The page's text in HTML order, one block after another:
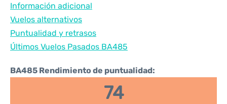
Información adicional
Vuelos alternativos
Puntualidad y retrasos
Últimos Vuelos Pasados BA485
BA485 Rendimiento de puntualidad:
74